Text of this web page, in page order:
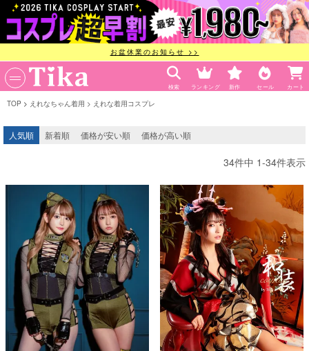
お盆休業のお知らせ >>
検索 ランキング 新作 セール カート
TOP えれなちゃん着用 えれな着用コスプレ
人気順 新着順 価格が安い順 価格が高い順
34件中 1-34件表示